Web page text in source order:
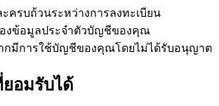
รบถ้วนระหว่างการลงทะเบียน
งข้อมูลประจำตัวบัญชีของคุณ
กมีการใช้บัญชีของคุณโดยไม่ได้รับอนุญาต
อมรับได้